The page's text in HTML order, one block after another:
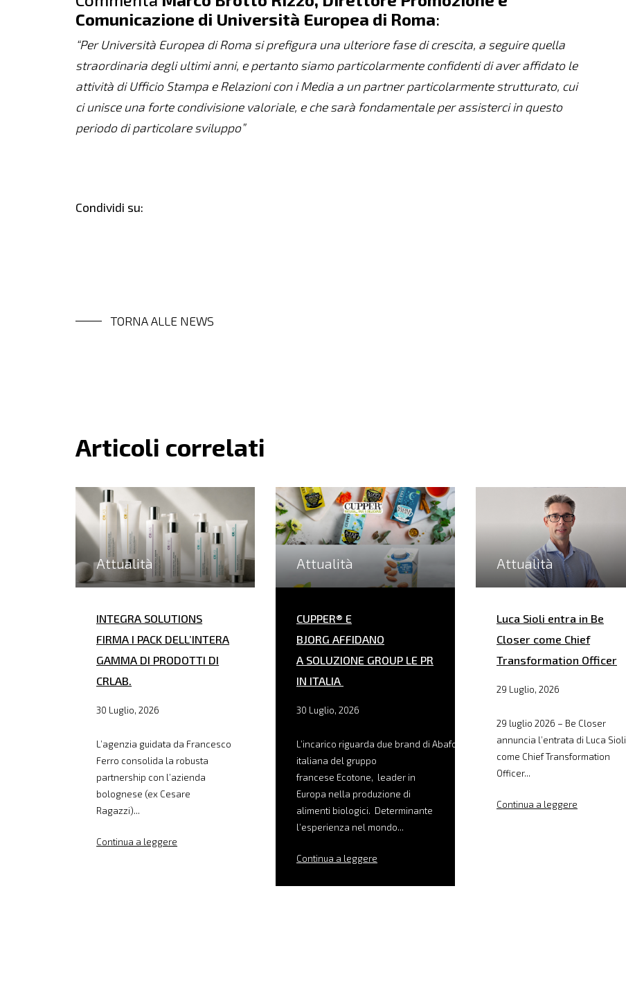
Comunicazione di Università Europea di Roma:
“Per Università Europea di Roma si prefigura una ulteriore fase di crescita, a seguire quella
straordinaria degli ultimi anni, e pertanto siamo particolarmente confidenti di aver affidato le
attività di Ufficio Stampa e Relazioni con i Media a un partner particolarmente strutturato, cui
ci unisce una forte condivisione valoriale, e che sarà fondamentale per assisterci in questo
periodo di particolare sviluppo”
Condividi su:
TORNA ALLE NEWS
Articoli correlati
Attualità
INTEGRA SOLUTIONS
FIRMA I PACK DELL’INTERA
GAMMA DI PRODOTTI DI
CRLAB.
30 Luglio, 2026
L’agenzia guidata da Francesco
Ferro consolida la robusta
partnership con l’azienda
bolognese (ex Cesare
Ragazzi)...
Continua a leggere
Attualità
CUPPER® E
BJORG AFFIDANO
A SOLUZIONE GROUP LE PR
IN ITALIA
30 Luglio, 2026
L’incarico riguarda due brand di Abafoods, filiale
italiana del gruppo
francese Ecotone, leader in
Europa nella produzione di
alimenti biologici. Determinante
l’esperienza nel mondo...
Continua a leggere
Attualità
Luca Sioli entra in Be
Closer come Chief
Transformation Officer
29 Luglio, 2026
29 luglio 2026 – Be Closer
annuncia l’entrata di Luca Sioli
come Chief Transformation
Officer...
Continua a leggere